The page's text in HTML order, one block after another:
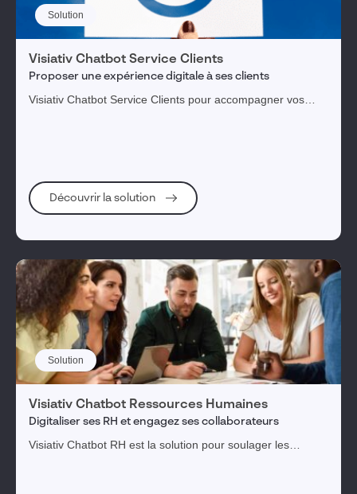
Solution
Visiativ Chatbot Service Clients
Proposer une expérience digitale à ses clients
Visiativ Chatbot Service Clients pour accompagner vos
Découvrir la solution
Solution
Visiativ Chatbot Ressources Humaines
Digitaliser ses RH et engagez ses collaborateurs
Visiativ Chatbot RH est la solution pour soulager les